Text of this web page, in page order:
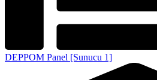
DEPPOM Panel [Sunucu 1]